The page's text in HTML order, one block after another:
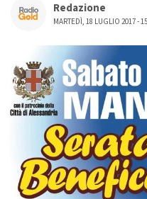
Redazione
MARTEDÌ, 18 LUGLIO 2017 -